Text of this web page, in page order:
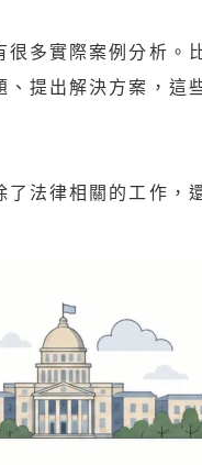
多實際案例分析。
提出解決方案，這
法律相關的工作，